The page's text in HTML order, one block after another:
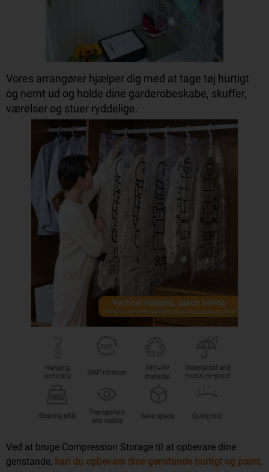
Vores arrangører hjælper dig med at tage tøj hurtigt
og nemt ud og holde dine garderobeskabe, skuffer,
værelser og stuer ryddelige.
Ved at bruge Compression Storage til at opbevare dine
genstande, kan du opbevare dine genstande hurtigt og pænt,